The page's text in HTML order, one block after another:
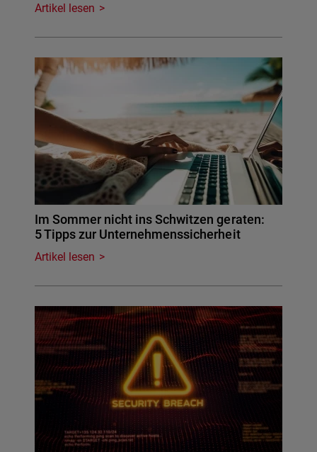
Artikel lesen
Im Sommer nicht ins Schwitzen geraten:
5 Tipps zur Unternehmenssicherheit
Artikel lesen